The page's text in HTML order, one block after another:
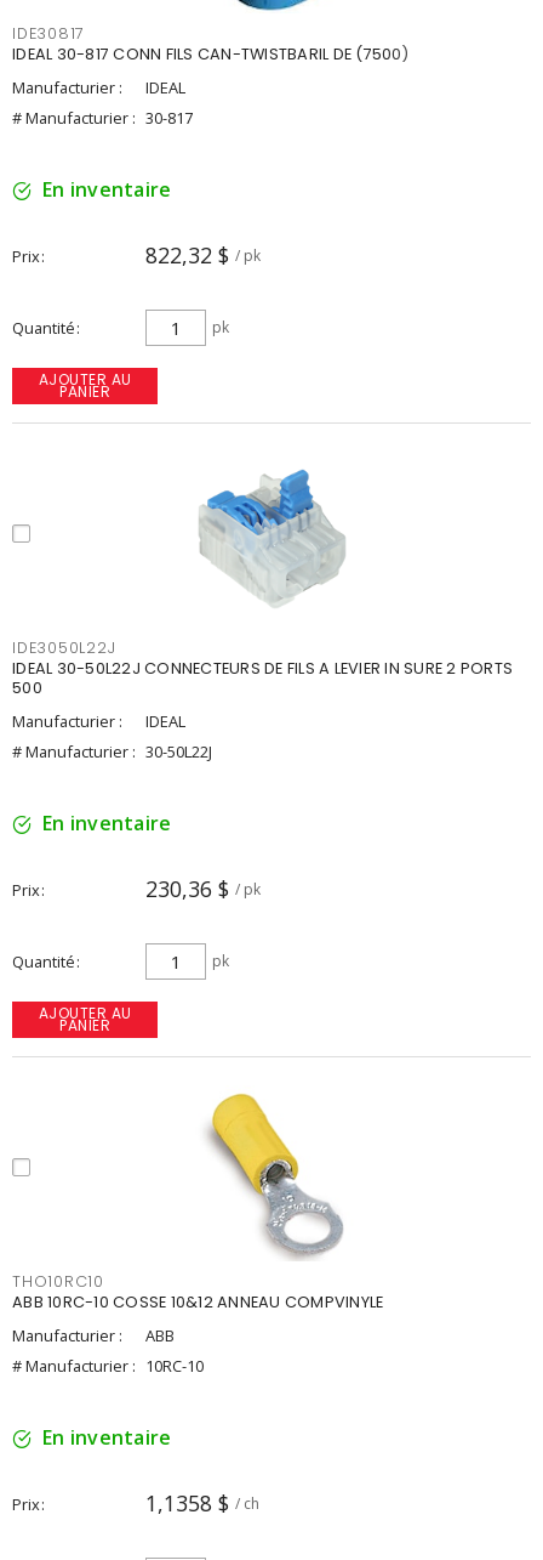
IDE30817
IDEAL 30-817 CONN FILS CAN-TWISTBARIL DE (7500)
Manufacturier :
IDEAL
# Manufacturier : 30-817
En inventaire
Prix 822,32 $ / pk
Quantité pk
AJOUTER AU
PANIER
IDE3050L22J
IDEAL 30-50L22J CONNECTEURS DE FILS A LEVIER IN SURE 2 PORTS
500
Manufacturier :
IDEAL
# Manufacturier : 30-50L22J
En inventaire
Prix 230,36 $ / pk
Quantité pk
AJOUTER AU
PANIER
THO10RC10
ABB 10RC-10 COSSE 10&12 ANNEAU COMPVINYLE
Manufacturier :
ABB
# Manufacturier : 10RC-10
En inventaire
Prix 1,1358 $ / ch